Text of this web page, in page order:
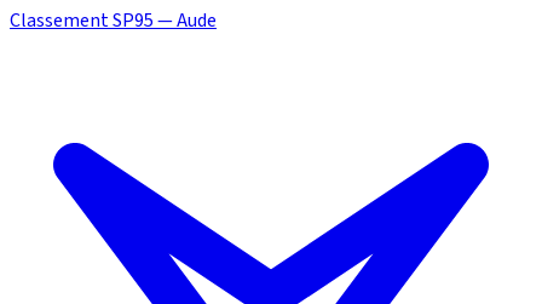
Classement SP95 — Aude